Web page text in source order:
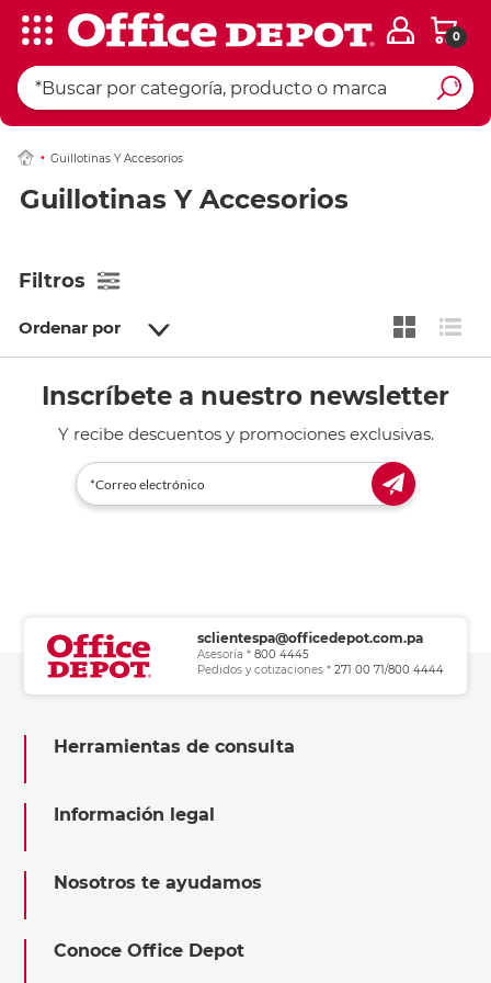
0
Guillotinas Y Accesorios
Guillotinas Y Accesorios
Filtros
Ordenar por
Inscríbete a nuestro newsletter
Y recibe descuentos y promociones exclusivas.
sclientespa@officedepot.com.pa
Asesoría * 800 4445
Pedidos y cotizaciones * 271 00 71/800 4444
Herramientas de consulta
Información legal
Nosotros te ayudamos
Conoce Office Depot